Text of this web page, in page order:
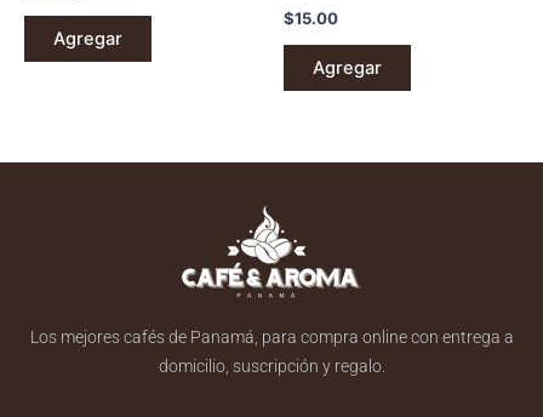
Agregar
$15.00
Agregar
Los mejores cafés de Panamá, para compra online con entrega a
domicilio, suscripción y regalo.